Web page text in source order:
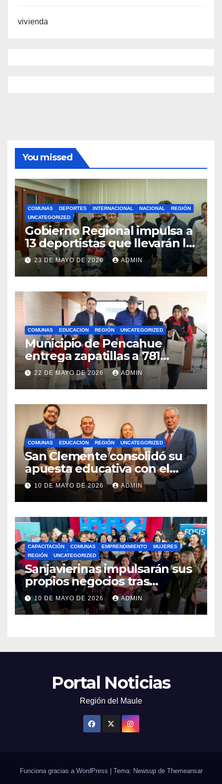
vivienda
You missed
COMUNAS DEPORTES INTERNACIONAL NACIONAL
REGIÓN
UNCATEGORIZED
Gobierno Regional impulsa a
13 deportistas que llevarán la
bandera maulina a
competencias
internacionales
23 DE MAYO DE 2026 ADMIN
COMUNAS EDUCACION REGIÓN UNCATEGORIZED
Municipio de Pencahue
entrega zapatillas a 781
estudiantes con recursos del
Royalty Minero
22 DE MAYO DE 2026 ADMIN
COMUNAS EDUCACION REGIÓN UNCATEGORIZED
San Clemente consolidó su
apuesta educativa con el
lanzamiento del
Preuniversitario Brotes 2026
10 DE MAYO DE 2026 ADMIN
CAPACITACIÓN COMUNAS EMPRENDIMIENTO
MUJERES
REGIÓN
UNCATEGORIZED
Sanjavierinas impulsarán sus
propios negocios tras
capacitarse junto al FOSIS
10 DE MAYO DE 2026 ADMIN
Portal Noticias
Región del Maule
Funciona gracias a WordPress Tema: Newsup de Themeansar